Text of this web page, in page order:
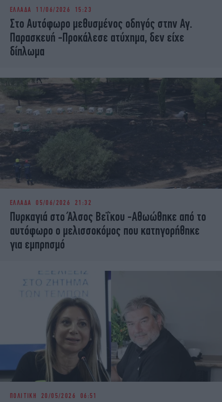
ΕΛΛΑΔΑ 11/06/2026 15:23
Στο Αυτόφωρο μεθυσμένος οδηγός στην Αγ.
Παρασκευή -Προκάλεσε ατύχημα, δεν είχε
δίπλωμα
ΕΛΛΑΔΑ 05/06/2026 21:32
Πυρκαγιά στο Άλσος Βεΐκου -Αθωώθηκε από το
αυτόφωρο ο μελισσοκόμος που κατηγορήθηκε
για εμπρησμό
ΠΟΛΙΤΙΚΗ 20/05/2026 06:51